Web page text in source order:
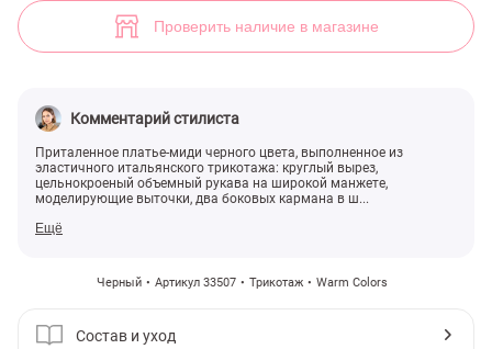
Проверить наличие в магазине
Комментарий стилиста
Приталенное платье-миди черного цвета, выполненное из
эластичного итальянского трикотажа: круглый вырез,
цельнокроеный объемный рукава на широкой манжете,
моделирующие выточки, два боковых кармана в ш...
Ещё
Черный Артикул 33507 Трикотаж Warm Colors
Состав и уход
(арт. 33507) ♡ интернет-магазин Gepur